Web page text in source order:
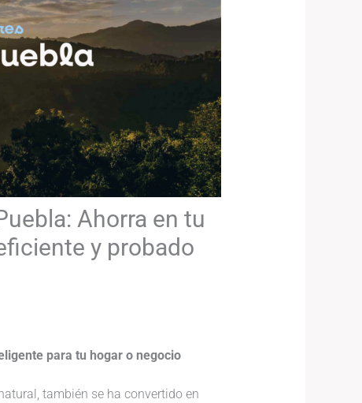
Ahorra en tu
y probado
para tu hogar o negocio
también se ha convertido en